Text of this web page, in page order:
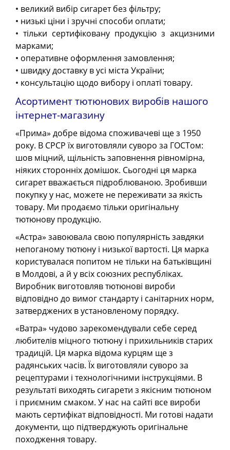
• великий вибір сигарет без фільтру;
• низькі ціни і зручні способи оплати;
• тільки сертифіковану продукцію з акцизними
марками;
• оперативне оформлення замовлення;
• швидку доставку в усі міста України;
• консультацію щодо вибору і оплаті товару.
Асортимент тютюнових виробів нашого
інтернет-магазину
«Прима» добре відома споживачеві ще з 1950
року. В СРСР їх виготовляли суворо за ГОСТом:
шов міцний, щільність заповнення рівномірна,
ніяких сторонніх домішок. Сьогодні ця марка
сигарет вважається підроблюваною. Зробивши
покупку у нас, можете не переживати за якість
товару. Ми продаємо тільки оригінальну
тютюнову продукцію.
«Астра» завоювала свою популярність завдяки
непоганому тютюну і низької вартості. Ця марка
користувалася попитом не тільки на батьківщині
в Молдові, а й у всіх союзних республіках.
Виробник виготовляв тютюнові вироби
відповідно до вимог стандарту і санітарних норм,
затверджених в установленому порядку.
«Ватра» чудово зарекомендували себе серед
любителів міцного тютюну і прихильників старих
традицій. Ця марка відома курцям ще з
радянських часів. Їх виготовляли суворо за
рецептурами і технологічними інструкціями. В
результаті виходять сигарети з якісним тютюном
і приємним смаком. У нас на сайті все вироби
мають сертифікат відповідності. Ми готові надати
документи, що підтверджують оригінальне
походження товару.